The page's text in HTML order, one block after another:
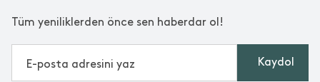
Tüm yeniliklerden önce sen haberdar ol!
Kaydol